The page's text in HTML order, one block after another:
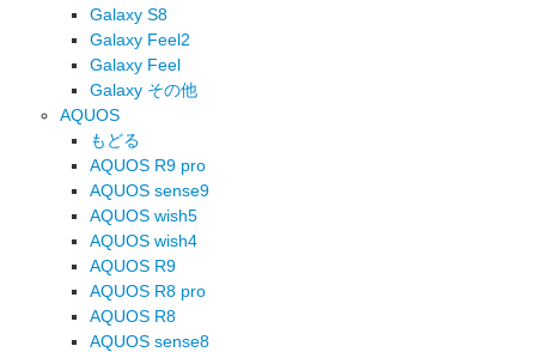
Galaxy S8
Galaxy Feel2
Galaxy Feel
Galaxy その他
AQUOS
もどる
AQUOS R9 pro
AQUOS sense9
AQUOS wish5
AQUOS wish4
AQUOS R9
AQUOS R8 pro
AQUOS R8
AQUOS sense8